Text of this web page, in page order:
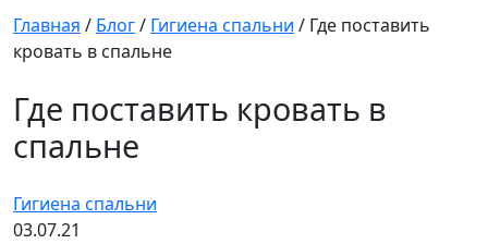
Главная / Блог/ Гигиена спальни / Где поставить
кровать в спальне
Где поставить кровать в
спальне
Гигиена спальни
03.07.21